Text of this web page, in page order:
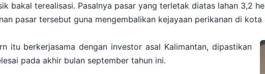
bakal terealisasi. Pasalnya pasar yang terletak diatas lahan 3,2
pasar tersebut guna mengembalikan kejayaan perikanan di kota
itu berkerjasama dengan investor asal Kalimantan, dipastikan
pada akhir bulan september tahun ini.